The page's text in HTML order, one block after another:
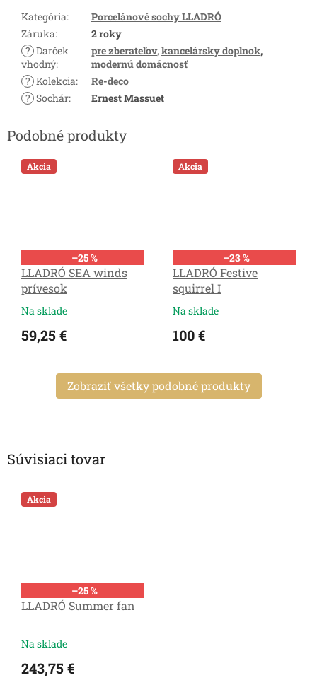
Súvisiaci tovar
Akcia
–25 %
LLADRÓ Summer fan
Na sklade
243,75 €
Kategória:
Porcelánové sochy LLADRÓ
Záruka:
2 roky
? Darček
vhodný:
pre zberateľov,kancelársky doplnok,
modernú domácnosť
? Kolekcia:
Re-deco
? Sochár: Ernest Massuet
Akcia
–25 %
LLADRÓ SEA winds
prívesok
Na sklade
59,25 €
Akcia
–23 %
LLADRÓ Festive
squirrel I
Na sklade
100 €
Zobraziť všetky podobné produkty